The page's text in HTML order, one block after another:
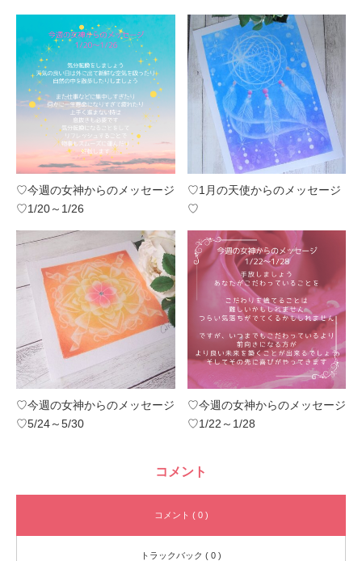
♡今週の女神からのメッセージ
♡1/20～1/26
♡1月の天使からのメッセージ
♡
♡今週の女神からのメッセージ
♡5/24～5/30
♡今週の女神からのメッセージ
♡1/22～1/28
コメント
コメント ( 0 )
トラックバック ( 0 )